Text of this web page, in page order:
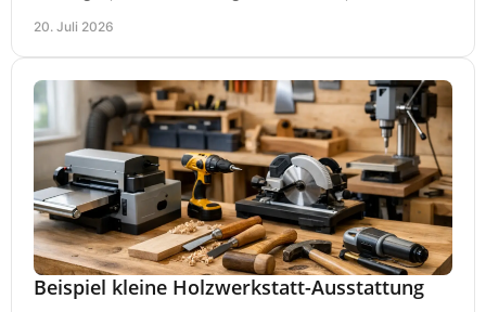
20. Juli 2026
Beispiel kleine Holzwerkstatt-Ausstattung